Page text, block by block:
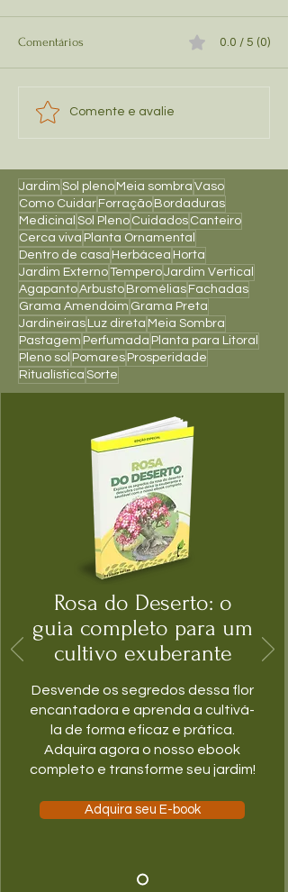
Comentários 0.0 / 5 (0)
Comente e avalie
Jardim Sol pleno Meia sombra Vaso
Como Cuidar Forração Bordaduras
Medicinal Sol Pleno Cuidados Canteiro
Cerca viva Planta Ornamental
Dentro de casa Herbácea Horta
Jardim ExternoTemperoJardim Vertical
AgapantoArbusto Bromélias Fachadas
Grama Amendoim Grama Preta
Jardineiras Luz direta Meia Sombra
Pastagem Perfumada Planta para Litoral
Pleno sol Pomares Prosperidade
Ritualística Sorte
Rosa do Deserto: o
guia completo para um
cultivo exuberante
Desvende os segredos dessa flor
encantadora e aprenda a cultivá-
la de forma eficaz e prática.
Adquira agora o nosso ebook
completo e transforme seu jardim!
Adquira seu E-book